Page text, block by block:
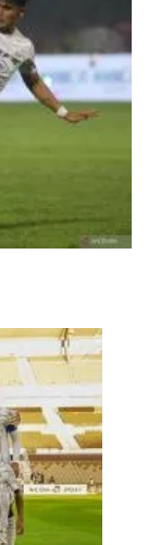
Liga Malaysia